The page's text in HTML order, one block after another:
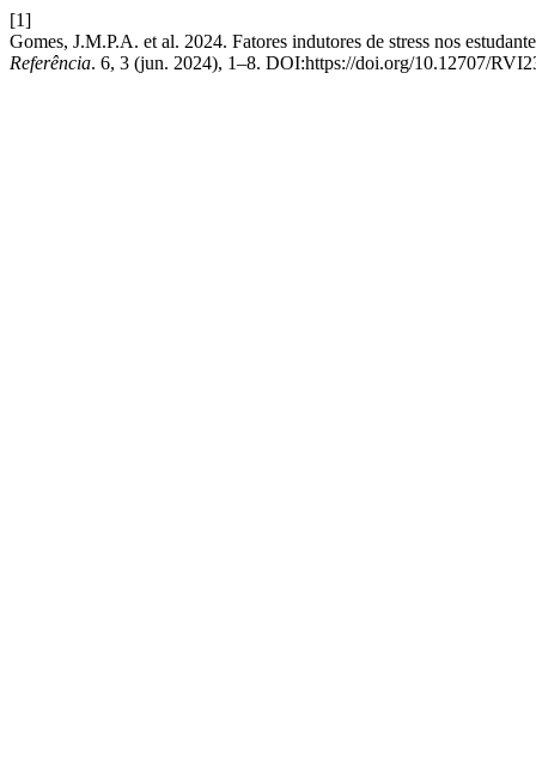
[1]
Gomes, J.M.P.A. et al. 2024. Fatores indutores de stress nos
Referência. 6, 3 (jun. 2024), 1–8. DOI:https://doi.org/10.12707/